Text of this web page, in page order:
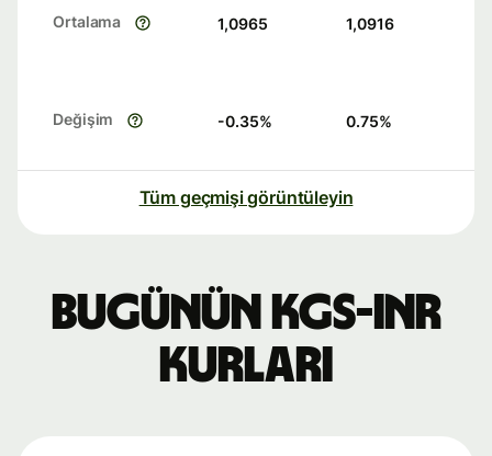
Ortalama 1,0965 1,0916
Değişim -0.35% 0.75%
Tüm geçmişi görüntüleyin
Bugünün KGS-INR
kurları